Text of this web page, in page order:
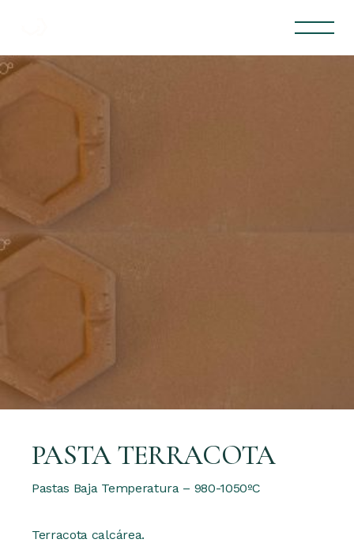
PASTA TERRACOTA
Pastas Baja Temperatura – 980-1050ºC
Terracota calcárea.